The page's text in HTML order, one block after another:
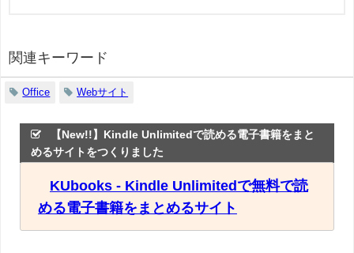
関連キーワード
Office Webサイト
【New!!】Kindle Unlimitedで読める電子書籍をまと
めるサイトをつくりました
KUbooks - Kindle Unlimitedで無料で読
める電子書籍をまとめるサイト